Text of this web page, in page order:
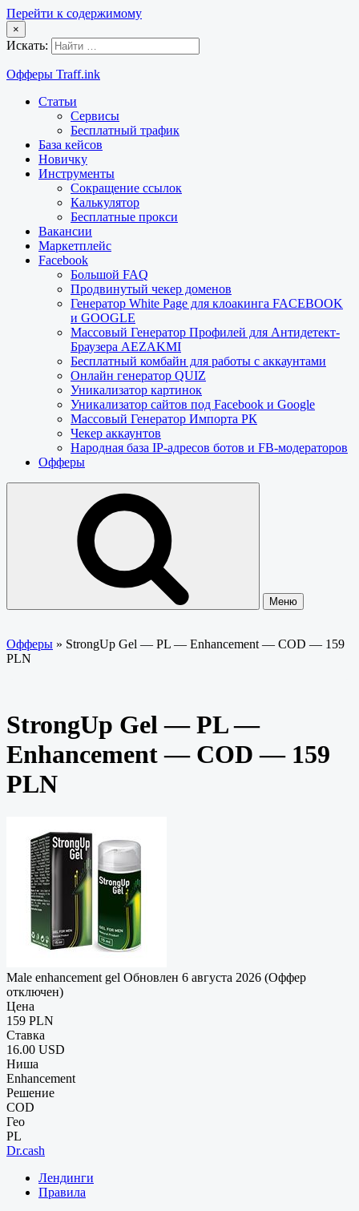
Перейти к содержимому
×
Искать:
Офферы Traff.ink
Статьи
Сервисы
Бесплатный трафик
База кейсов
Новичку
Инструменты
Сокращение ссылок
Калькулятор
Бесплатные прокси
Вакансии
Маркетплейс
Facebook
Большой FAQ
Продвинутый чекер доменов
Генератор White Page для клоакинга FACEBOOK
и GOOGLE
Массовый Генератор Профилей для Антидетект-
Браузера AEZAKMI
Бесплатный комбайн для работы с аккаунтами
Онлайн генератор QUIZ
Уникализатор картинок
Уникализатор сайтов под Facebook и Google
Массовый Генератор Импорта РК
Чекер аккаунтов
Народная база IP-адресов ботов и FB-модераторов
Офферы
Меню
Офферы » StrongUp Gel — PL — Enhancement — COD — 159
PLN
StrongUp Gel — PL —
Enhancement — COD — 159
PLN
Male enhancement gel Обновлен 6 августа 2026 (Оффер
отключен)
Цена
159 PLN
Ставка
16.00 USD
Ниша
Enhancement
Решение
COD
Гео
PL
Dr.cash
Лендинги
Правила